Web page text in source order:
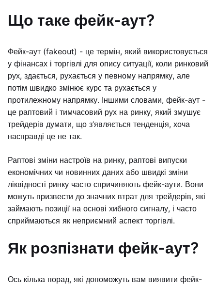
Що таке фейк-аут?
Фейк-аут (fakeout) - це термін, який використовується
у фінансах і торгівлі для опису ситуації, коли ринковий
рух, здається, рухається у певному напрямку, але
потім швидко змінює курс та рухається у
протилежному напрямку. Іншими словами, фейк-аут -
це раптовий і тимчасовий рух на ринку, який змушує
трейдерів думати, що з’являється тенденція, хоча
насправді це не так.
Раптові зміни настроїв на ринку, раптові випуски
економічних чи новинних даних або швидкі зміни
ліквідності ринку часто спричиняють фейк-аути. Вони
можуть призвести до значних втрат для трейдерів, які
займають позиції на основі хибного сигналу, і часто
сприймаються як неприємний аспект торгівлі.
Як розпізнати фейк-аут?
Ось кілька порад, які допоможуть вам виявити фейк-